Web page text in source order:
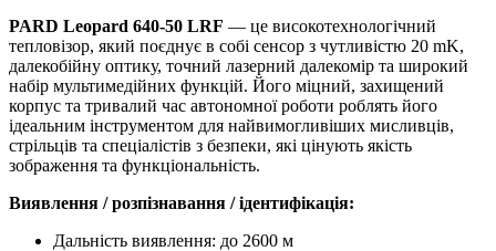
PARD Leopard 640-50 LRF — це високотехнологічний
тепловізор, який поєднує в собі сенсор з чутливістю 20 mK,
далекобійну оптику, точний лазерний далекомір та широкий
набір мультимедійних функцій. Його міцний, захищений
корпус та тривалий час автономної роботи роблять його
ідеальним інструментом для найвимогливіших мисливців,
стрільців та спеціалістів з безпеки, які цінують якість
зображення та функціональність.
Виявлення / розпізнавання / ідентифікація:
Дальність виявлення: до 2600 м